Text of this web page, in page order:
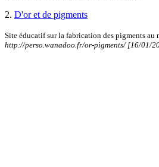
2. D'or et de pigments
Site éducatif sur la fabrication des pigments
http://perso.wanadoo.fr/or-pigments/ [16/01/